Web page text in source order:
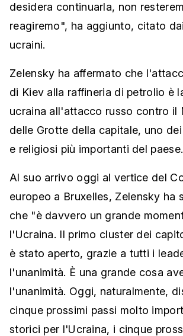
desidera continuarla, non
reagiremo", ha aggiunto, citato
ucraini.
Zelensky ha affermato che
di Kiev alla raffineria di petrolio è
ucraina all'attacco russo contro il
delle Grotte della capitale, uno
e religiosi più importanti del paese.
Al suo arrivo oggi al vertice del
europeo a Bruxelles, Zelensky ha
che "è davvero un grande
l'Ucraina. Il primo cluster dei
è stato aperto, grazie a tutti i
l'unanimità. È una grande cosa
l'unanimità. Oggi, naturalmente,
cinque prossimi passi molto
storici per l'Ucraina, i cinque